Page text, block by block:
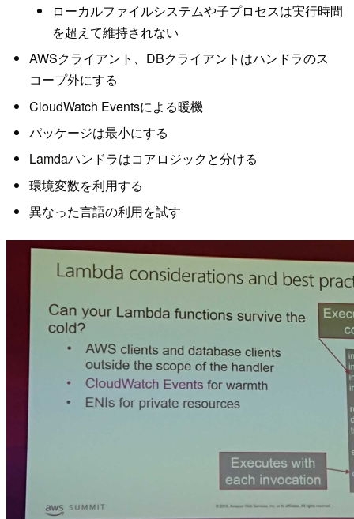
ローカルファイルシステムや子プロセスは実行時間
を超えて維持されない
AWSクライアント、DBクライアントはハンドラのス
コープ外にする
CloudWatch Eventsによる暖機
パッケージは最小にする
Lamdaハンドラはコアロジックと分ける
環境変数を利用する
異なった言語の利用を試す